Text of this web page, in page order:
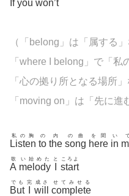
If you won’t
（「 belong」は「属する
「where I belong」で「私
「心の拠り所となる場所
「moving on」は「先に進
Listen
私の胸
to
の
the
内
song
の曲
here
を聞
in
い て
A
歌
melody
い始めた と
start
ころよ
But
でも 完
will
成さ
complete
せてみせる